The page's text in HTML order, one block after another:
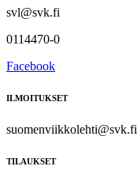
svl@svk.fi
0114470-0
Facebook
ILMOITUKSET
suomenviikkolehti@svk.fi
TILAUKSET